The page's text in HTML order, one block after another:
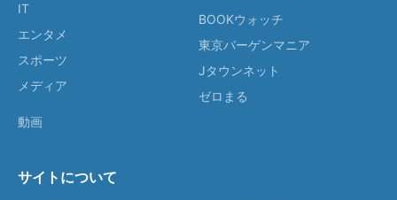
IT
エンタメ
スポーツ
メディア
動画
BOOKウォッチ
東京バーゲンマニア
Jタウンネット
ゼロまる
サイトについて